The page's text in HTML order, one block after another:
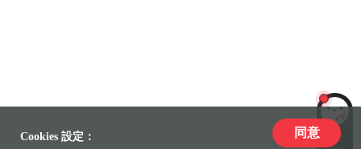
LiLi
Cookies 設定： 同意